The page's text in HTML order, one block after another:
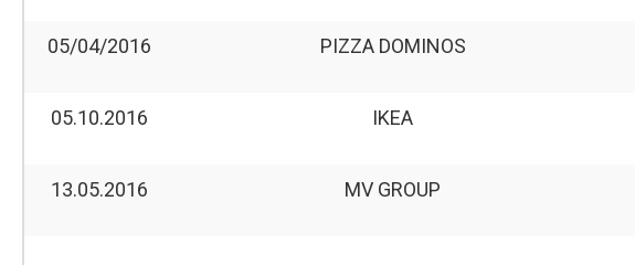
05/04/2016 PIZZA DOMINOS
05.10.2016 IKEA
13.05.2016 MV GROUP